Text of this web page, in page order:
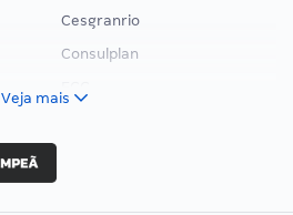
Cesgranrio
Consulplan
Veja mais